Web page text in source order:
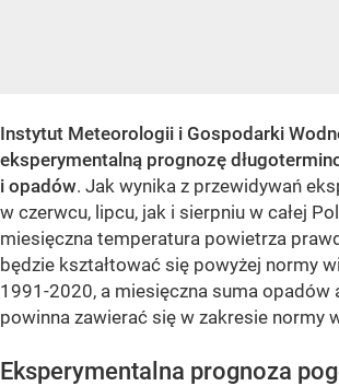
Instytut Meteorologii i Gospodarki
eksperymentalną prognozę
i opadów. Jak wynika z przewidywań
w czerwcu, lipcu, jak i sierpniu w całej
miesięczna temperatura powietrza
będzie kształtować się powyżej normy
1991-2020, a miesięczna suma opadów
powinna zawierać się w zakresie normy
Eksperymentalna prognoza